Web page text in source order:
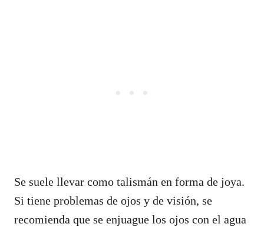
Se suele llevar como talismán en forma de joya.
Si tiene problemas de ojos y de visión, se
recomienda que se enjuague los ojos con el agua